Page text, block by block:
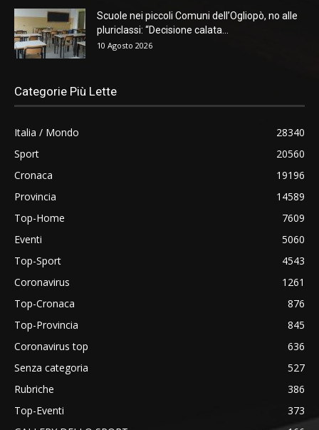
Scuole nei piccoli Comuni dell’Ogliopò, no alle
pluriclassi: “Decisione calata...
10 Agosto 2026
Categorie Più Lette
Italia / Mondo
28340
Sport
20560
Cronaca
19196
Provincia
14589
Top-Home
7609
Eventi
5060
Top-Sport
4543
Coronavirus
1261
Top-Cronaca
876
Top-Provincia
845
Coronavirus top
636
Senza categoria
527
Rubriche
386
Top-Eventi
373